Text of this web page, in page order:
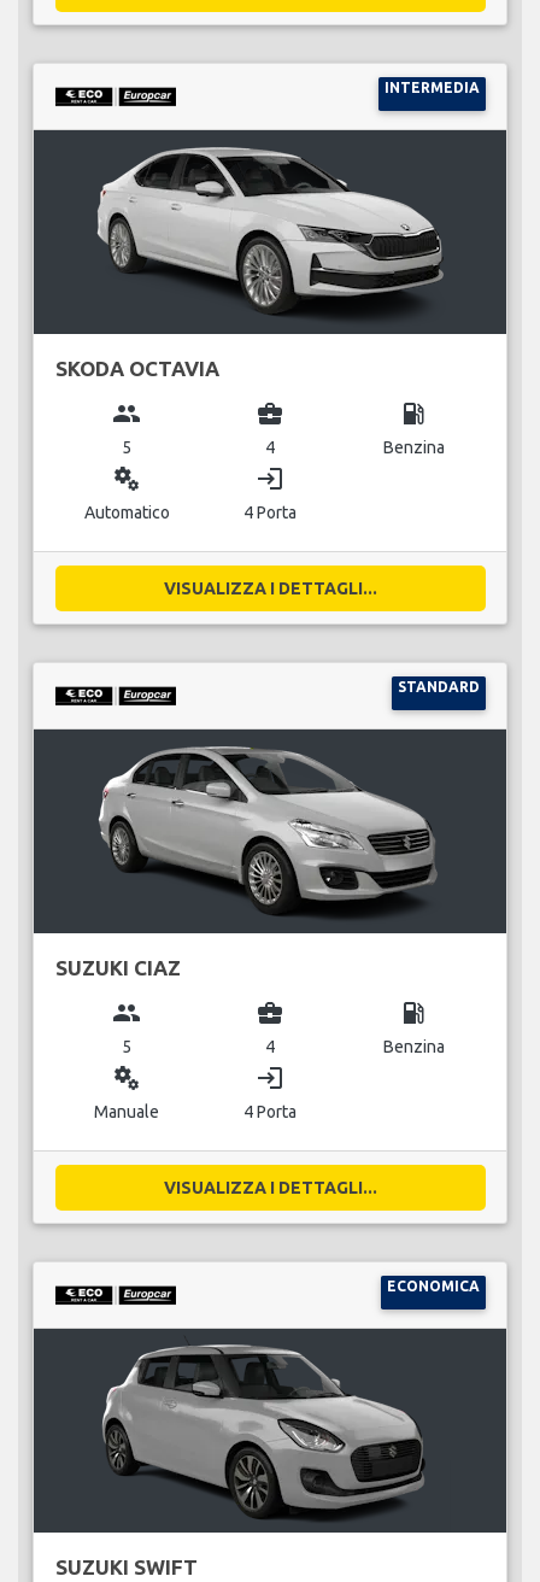
INTERMEDIA
SKODA OCTAVIA
group
5
business_center
4
local_gas_station
Benzina
miscellaneous_services
Automatico
login
4 Porta
VISUALIZZA I DETTAGLI...
STANDARD
SUZUKI CIAZ
group
5
business_center
4
local_gas_station
Benzina
miscellaneous_services
Manuale
login
4 Porta
VISUALIZZA I DETTAGLI...
ECONOMICA
SUZUKI SWIFT